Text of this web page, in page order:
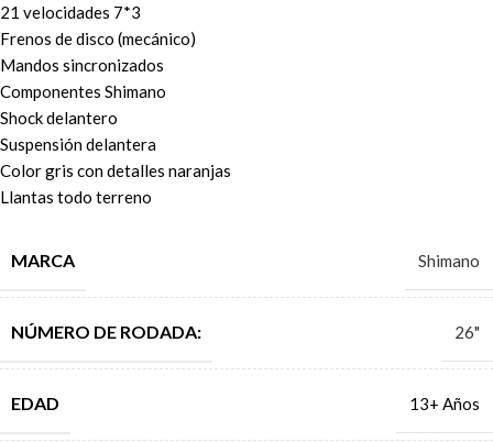
21 velocidades 7*3
Frenos de disco (mecánico)
Mandos sincronizados
Componentes Shimano
Shock delantero
Suspensión delantera
Color gris con detalles naranjas
Llantas todo terreno
MARCA Shimano
NÚMERO DE RODADA: 26"
EDAD 13+ Años